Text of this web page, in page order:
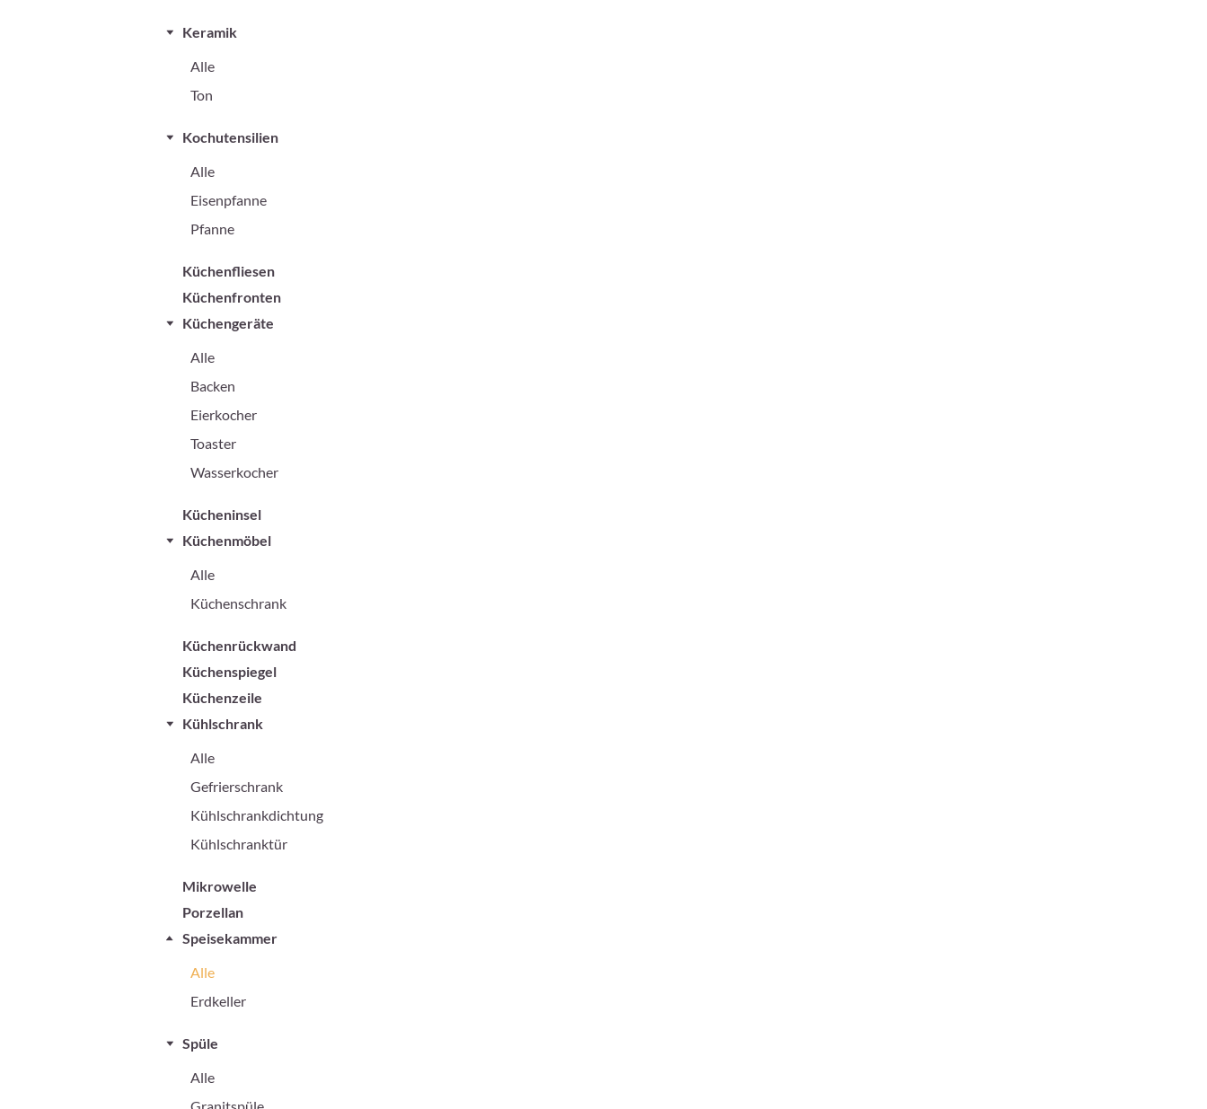
Keramik
Alle
Ton
Kochutensilien
Alle
Eisenpfanne
Pfanne
Küchenfliesen
Küchenfronten
Küchengeräte
Alle
Backen
Eierkocher
Toaster
Wasserkocher
Kücheninsel
Küchenmöbel
Alle
Küchenschrank
Küchenrückwand
Küchenspiegel
Küchenzeile
Kühlschrank
Alle
Gefrierschrank
Kühlschrankdichtung
Kühlschranktür
Mikrowelle
Porzellan
Speisekammer
Alle
Erdkeller
Spüle
Alle